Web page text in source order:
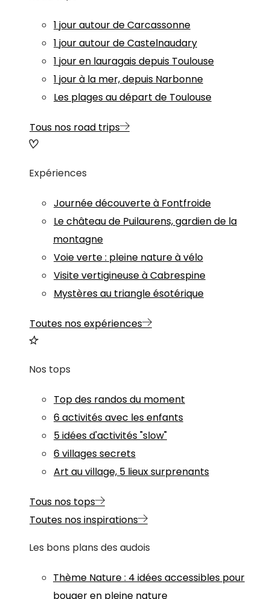
1 jour autour de Carcassonne
1 jour autour de Castelnaudary
1 jour en lauragais depuis Toulouse
1 jour à la mer, depuis Narbonne
Les plages au départ de Toulouse
Tous nos road trips
Expériences
Journée découverte à Fontfroide
Le château de Puilaurens, gardien de la
montagne
Voie verte : pleine nature à vélo
Visite vertigineuse à Cabrespine
Mystères au triangle ésotérique
Toutes nos expériences
Nos tops
Top des randos du moment
6 activités avec les enfants
5 idées d'activités "slow"
6 villages secrets
Art au village, 5 lieux surprenants
Tous nos tops
Toutes nos inspirations
Les bons plans des audois
Thème Nature: 4 idées accessibles pour
bouger en pleine nature